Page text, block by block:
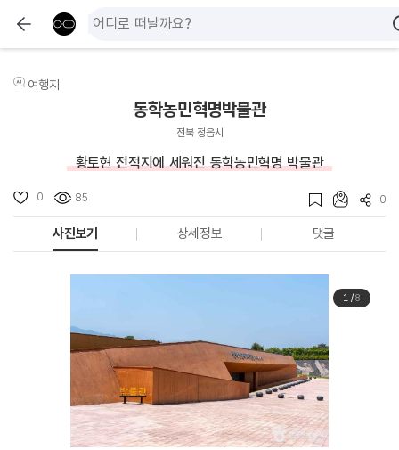
여행지
동학농민혁명박물관
전북 정읍시
황토현 전적지에 세워진 동학농민혁명 박물관
0 85 0
사진보기 상세정보 댓글
1/8